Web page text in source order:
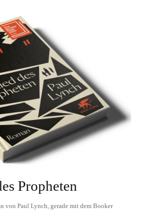
Propheten
von Paul Lynch, gerade mit dem Booker